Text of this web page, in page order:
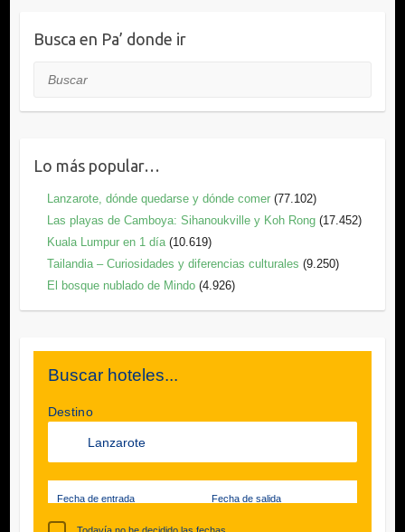
Busca en Pa’ donde ir
Buscar
Lo más popular…
Lanzarote, dónde quedarse y dónde comer (77.102)
Las playas de Camboya: Sihanoukville y Koh Rong (17.452)
Kuala Lumpur en 1 día (10.619)
Tailandia – Curiosidades y diferencias culturales (9.250)
El bosque nublado de Mindo (4.926)
Buscar hoteles...
Destino
Fecha de entrada Fecha de salida